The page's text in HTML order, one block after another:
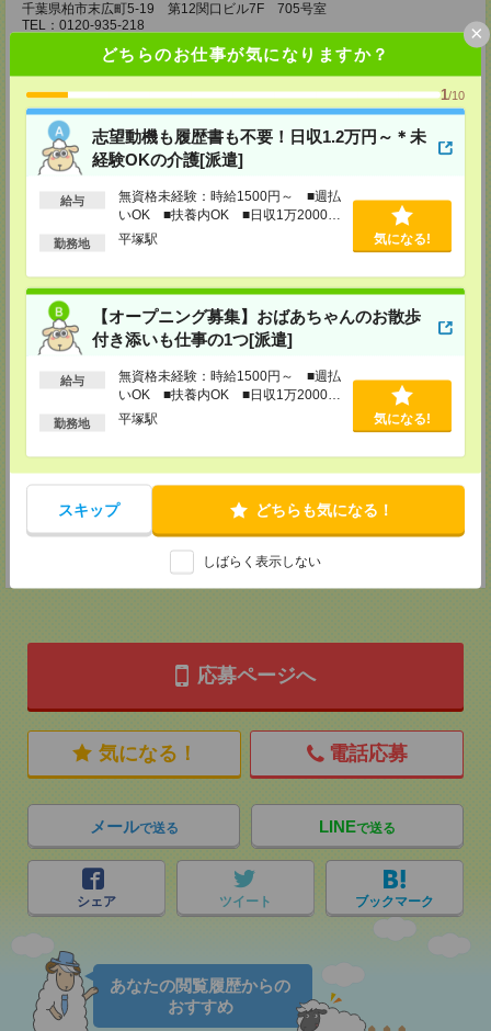
どちらのお仕事が気になりますか？
1/10
志望動機も履歴書も不要！日収1.2万円～＊未
経験OKの介護[派遣]
給与
無資格未経験：時給1500円～ ■週払
いOK ■扶養内OK ■日収1万2000円
以上
勤務地 平塚駅 気になる!
【オープニング募集】おばあちゃんのお散歩
付き添いも仕事の1つ[派遣]
給与
無資格未経験：時給1500円～ ■週払
いOK ■扶養内OK ■日収1万2000円
以上
勤務地 平塚駅 気になる!
スキップ どちらも気になる！
しばらく表示しない
×
千葉県柏市末広町5-19 第12関口ビル7F 705号室
TEL：0120-935-218
担当：採用担当
メディカルケア事業部 新宿オフィス
東京都新宿区新宿2-3-10 新宿御苑ビル6階
TEL：0120-457-235
MAIL：tenshoku@nikken-ts.jp
担当：採用担当
メディカルケア事業部 立川事業所
東京都立川市錦町1-12-14
TEL：0120-934-200
MAIL：tenshoku@nikken-ts.jp
メディカルケア事業部 町田オフィス
東京都町田市森野1-7-23 大樹生命町田ビル6F
TEL：0120-453-285
MAIL：tenshoku@nikken-ts.jp
担当：採用担当
メディカルケア事業部 横浜オフィス
神奈川県横浜市保土ケ谷区神戸町134 横浜ビジネスパークサウスタワー
TEL：0120-901-799
MAIL：tenshoku@nikken-ts.jp
担当：採用担当
★今ならご来社登録でQUOカード2000円分をプレゼント中★
応募ページへ
気になる！ 電話応募
メールで送る LINEで送る
シェア ツイート ブックマーク
あなたの閲覧履歴からの
おすすめ